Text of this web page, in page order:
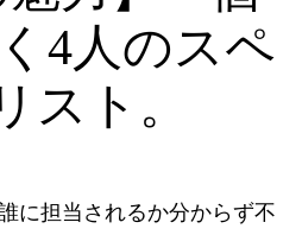
4人のスペ
スト。
に担当されるか分からず不